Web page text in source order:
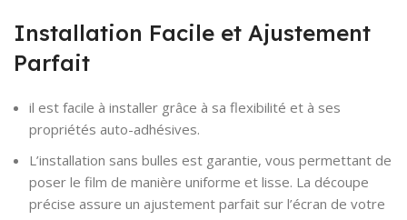
Installation Facile et Ajustement
Parfait
il est facile à installer grâce à sa flexibilité et à ses
propriétés auto-adhésives.
L’installation sans bulles est garantie, vous permettant de
poser le film de manière uniforme et lisse. La découpe
précise assure un ajustement parfait sur l’écran de votre